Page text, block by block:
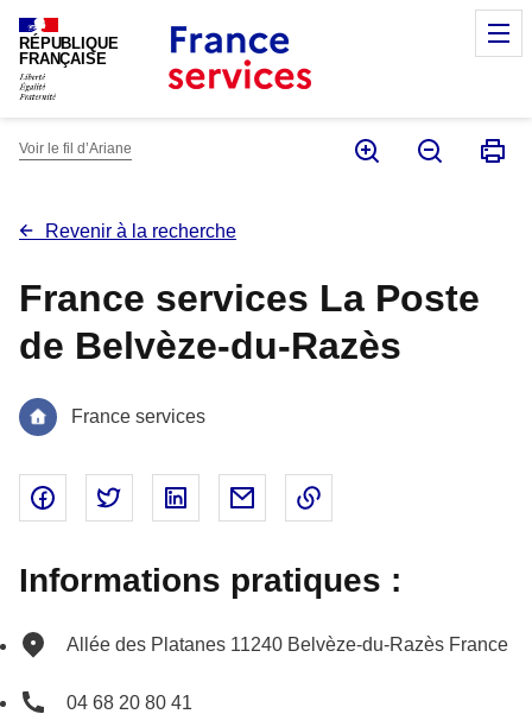
RÉPUBLIQUE
FRANÇAISE
Voir le fil d’Ariane
Revenir à la recherche
France services La Poste
de Belvèze-du-Razès
France services
Partager sur Facebook - nouvelle fenêtre
Partager sur Twitter - nouvelle fenêtre
Partager sur Linked In - nouvelle
Partager par email - nouvelle
Informations pratiques :
Allée des Platanes 11240 Belvèze-du-Razès France
04 68 20 80 41